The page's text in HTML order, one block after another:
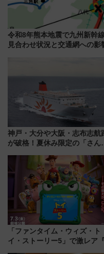
令和8年熊本地震で九州新幹
見合わせ状況と交通網への影
神戸・大分や大阪・志布志航
が破格！夏休み限定の「さん
ート 夕朝食ビュッフェ付き
快適な船旅はいかが？
「ファンタイム・ウィズ・ト
イ・ストーリー5」で激レア